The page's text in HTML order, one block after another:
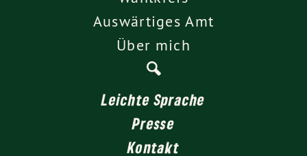
Auswärtiges Amt
Über mich
Leichte Sprache
Presse
Kontakt